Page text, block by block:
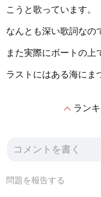
こうと歌っています。
なんとも深い歌詞なの
また実際にボートの上
ラストにはある海にま
expand_lessラン
問題を報告する